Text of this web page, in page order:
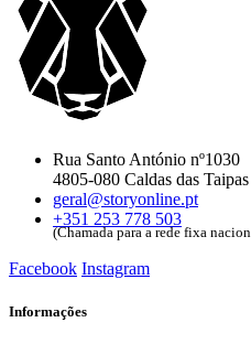
Rua Santo António nº1030
4805-080 Caldas das Taipas
geral@storyonline.pt
+351 253 778 503
(Chamada para a rede fixa
Facebook Instagram
Informações